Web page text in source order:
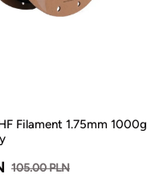
Filament 1.75mm 1000g
105.00 PLN